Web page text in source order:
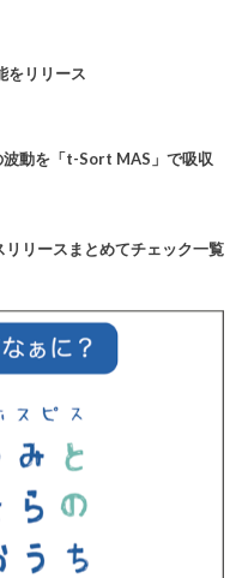
をリリース
動を「t-Sort MAS」で吸収
リリースまとめてチェック一覧